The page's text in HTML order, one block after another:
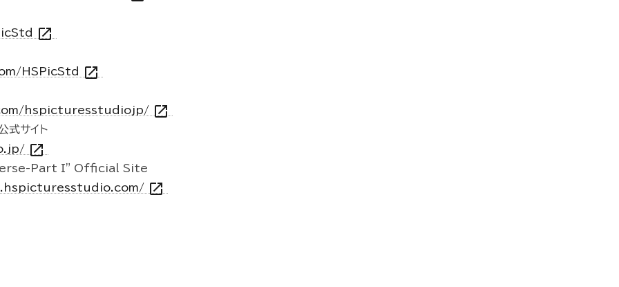
open_in_new
HSPicStd open_in_new
hspicturesstudiojp/ open_in_new
サイト
open_in_new
Part I" Official Site
open_in_new